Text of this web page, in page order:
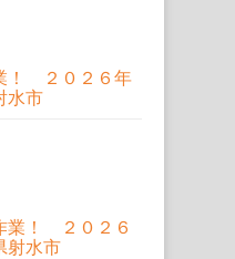
！ ２０２６年
水市
業！ ２０２６
射水市